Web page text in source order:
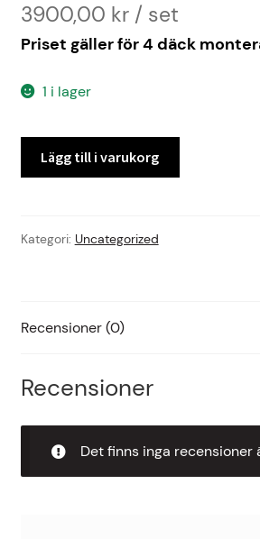
3900,00 kr
Priset gäller för 4 däck
1 i lager
mängd
Lägg till i varukorg
Kategori: Uncategorized
Recensioner (0)
Recensioner
Det finns inga recensioner